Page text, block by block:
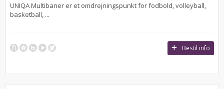
UNIQA Multibaner er et omdrejningspunkt for fodbold, volleyball,
basketball, ...
Bestil info